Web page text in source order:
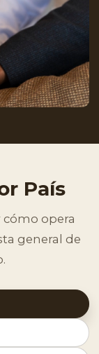
País
cómo opera
general de